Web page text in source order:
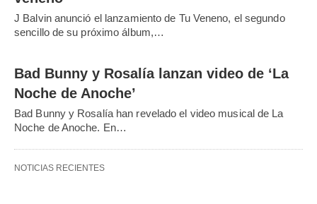
J Balvin anunció el lanzamiento de Tu Veneno, el segundo
sencillo de su próximo álbum,…
Bad Bunny y Rosalía lanzan video de ‘La
Noche de Anoche’
Bad Bunny y Rosalía han revelado el video musical de La
Noche de Anoche. En…
NOTICIAS RECIENTES